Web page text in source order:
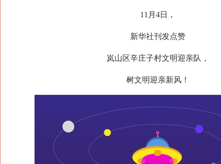
11月4日，
新华社刊发点赞
岚山区辛庄子村文明迎亲队，
树文明迎亲新风！